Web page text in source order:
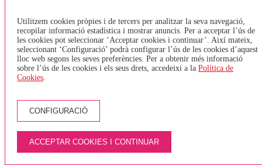
no hauran de pagar per pujar la bicicleta. TRANSPORT
INTERURBÀ - Les bicicletes aniran sempre a la bodega, aquestes
hauran de tenir un estat de neteja correcte i en cap cas s'acceptaran
quan estiguin brutes (fang, greix,..). - El nombre de bicicletes que es
pot admetre en cada vehicle estarà condicionat a l'espai disponible
en funció de les dimensions del vehicle, per al vehicles de més de 45
preveure espai per la resta d'equipatge. (l'Ordre indica un màxim de
5 bicicletes) - El passatger que transporti una bicicleta a bord del
vehicle serà responsable dels danys i perjudicis que aquesta pugui
produir a altres passatgers, als seus equipatges i al mateix vehicle. -
Només es podran carregar bicicletes a les parades on es pugui aturar
i realitzar la parada amb total seguretat tant pels usuaris de l'autocar
com pels de la via. Això vol dir en aquelles parades amb apartador
Utilitzem cookies pròpies i de tercers per analitzar la seva navegació,
recopilar informació estadística i mostrar anuncis. Per a acceptar l’ús de
les cookies pot seleccionar ‘Acceptar cookies i continuar’. Així mateix,
seleccionant ‘Configuració’ podrà configurar l’ús de les cookies d’aquest
lloc web segons les seves preferències. Per a obtenir més informació
sobre l’ús de les cookies i els seus drets, accedeixi a la Política de
Cookies.
CONFIGURACIÓ
ACCEPTAR COOKIES I CONTINUAR